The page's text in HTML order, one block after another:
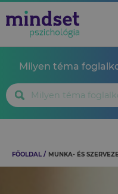
Milyen téma
FŐOLDAL MUNKA- ÉS